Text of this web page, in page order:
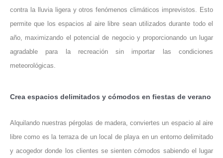
contra la lluvia ligera y otros fenómenos climáticos imprevistos. Esto
permite que los espacios al aire libre sean utilizados durante todo el
año, maximizando el potencial de negocio y proporcionando un lugar
agradable para la recreación sin importar las condiciones
meteorológicas.
Crea espacios delimitados y cómodos en fiestas de verano
Alquilando nuestras pérgolas de madera, conviertes un espacio al aire
libre como es la terraza de un local de playa en un entorno delimitado
y acogedor donde los clientes se sienten cómodos sabiendo el lugar